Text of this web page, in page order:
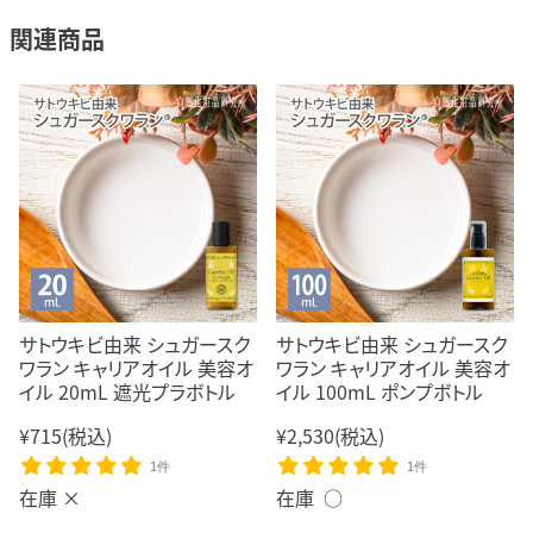
関連商品
サトウキビ由来 シュガースク
ワラン キャリアオイル 美容オ
イル 20mL 遮光プラボトル
¥715(税込)
1件
在庫 ×
サトウキビ由来 シュガースク
ワラン キャリアオイル 美容オ
イル 100mL ポンプボトル
¥2,530(税込)
1件
在庫 ○